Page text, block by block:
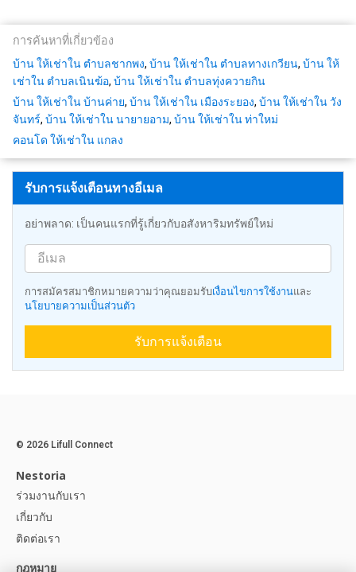
การค้นหาที่เกี่ยวข้อง
บ้าน ให้เช่าใน ตำบลชากพง, บ้าน ให้เช่าใน ตำบลทางเกวียน, บ้าน ให้
เช่าใน ตำบลเนินฆ้อ, บ้าน ให้เช่าใน ตำบลทุ่งควายกิน
บ้าน ให้เช่าใน บ้านค่าย, บ้าน ให้เช่าใน เมืองระยอง, บ้าน ให้เช่าใน วัง
จันทร์, บ้าน ให้เช่าใน นายายอาม, บ้าน ให้เช่าใน ท่าใหม่
คอนโด ให้เช่าใน แกลง
รับการแจ้งเตือนทางอีเมล
อย่าพลาด: เป็นคนแรกที่รู้เกี่ยวกับอสังหาริมทรัพย์ใหม่
การสมัครสมาชิกหมายความว่าคุณยอมรับเงื่อนไขการใช้งานและ
นโยบายความเป็นส่วนตัว
รับการแจ้งเตือน
© 2026 Lifull Connect
Nestoria
ร่วมงานกับเรา
เกี่ยวกับ
ติดต่อเรา
กฎหมาย